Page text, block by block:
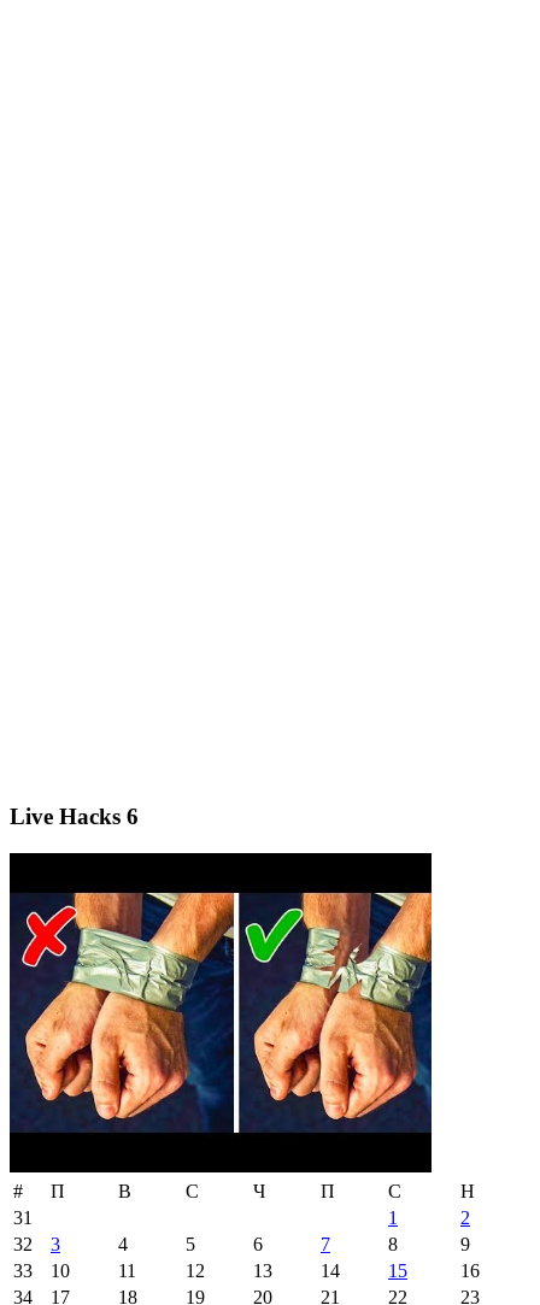
Live Hacks 6
# П В С Ч П С
Н
31
1
2
32
3 4 5 6 7 8
9
33
10 11 12 13 14 15
16
34
17 18 19 20 21 22
23